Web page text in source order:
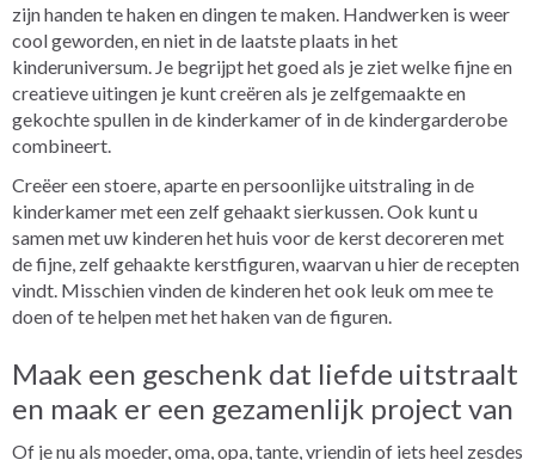
zijn handen te haken en dingen te maken. Handwerken is weer
cool geworden, en niet in de laatste plaats in het
kinderuniversum. Je begrijpt het goed als je ziet welke fijne en
creatieve uitingen je kunt creëren als je zelfgemaakte en
gekochte spullen in de kinderkamer of in de kindergarderobe
combineert.
Creëer een stoere, aparte en persoonlijke uitstraling in de
kinderkamer met een zelf gehaakt sierkussen. Ook kunt u
samen met uw kinderen het huis voor de kerst decoreren met
de fijne, zelf gehaakte kerstfiguren, waarvan u hier de recepten
vindt. Misschien vinden de kinderen het ook leuk om mee te
doen of te helpen met het haken van de figuren.
Maak een geschenk dat liefde uitstraalt
en maak er een gezamenlijk project van
Of je nu als moeder, oma, opa, tante, vriendin of iets heel zesdes